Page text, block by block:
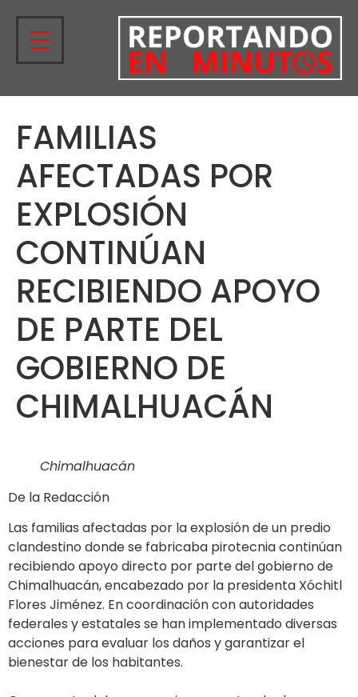
FAMILIAS
AFECTADAS POR
EXPLOSIÓN
CONTINÚAN
RECIBIENDO APOYO
DE PARTE DEL
GOBIERNO DE
CHIMALHUACÁN
Chimalhuacán
De la Redacción
Las familias afectadas por la explosión de un predio
clandestino donde se fabricaba pirotecnia continúan
recibiendo apoyo directo por parte del gobierno de
Chimalhuacán, encabezado por la presidenta Xóchitl
Flores Jiménez. En coordinación con autoridades
federales y estatales se han implementado diversas
acciones para evaluar los daños y garantizar el
bienestar de los habitantes.